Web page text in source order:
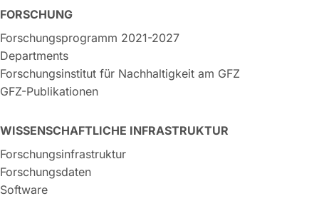
FORSCHUNG
Forschungsprogramm 2021-2027
Departments
Forschungsinstitut für Nachhaltigkeit am GFZ
GFZ-Publikationen
WISSENSCHAFTLICHE INFRASTRUKTUR
Forschungsinfrastruktur
Forschungsdaten
Software